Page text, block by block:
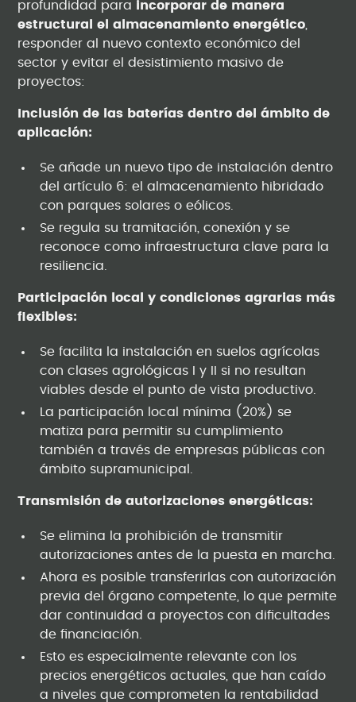
profundidad para incorporar de manera
estructural el almacenamiento energético
responder al nuevo contexto económico del
sector y evitar el desistimiento masivo de
proyectos:
Inclusión de las baterías dentro del ámbito de
aplicación:
Se añade un nuevo tipo de instalación dentro
del artículo 6: el almacenamiento hibridado
con parques solares o eólicos.
Se regula su tramitación, conexión y se
reconoce como infraestructura clave para la
resiliencia.
Participación local y condiciones agrarias más
flexibles:
Se facilita la instalación en suelos agrícolas
con clases agrológicas I y II si no resultan
viables desde el punto de vista productivo.
La participación local mínima (20%) se
matiza para permitir su cumplimiento
también a través de empresas públicas con
ámbito supramunicipal.
Transmisión de autorizaciones energéticas:
Se elimina la prohibición de transmitir
autorizaciones antes de la puesta en marcha.
Ahora es posible transferirlas con autorización
previa del órgano competente, lo que permite
dar continuidad a proyectos con dificultades
de financiación.
Esto es especialmente relevante con los
precios energéticos actuales, que han caído
a niveles que comprometen la rentabilidad